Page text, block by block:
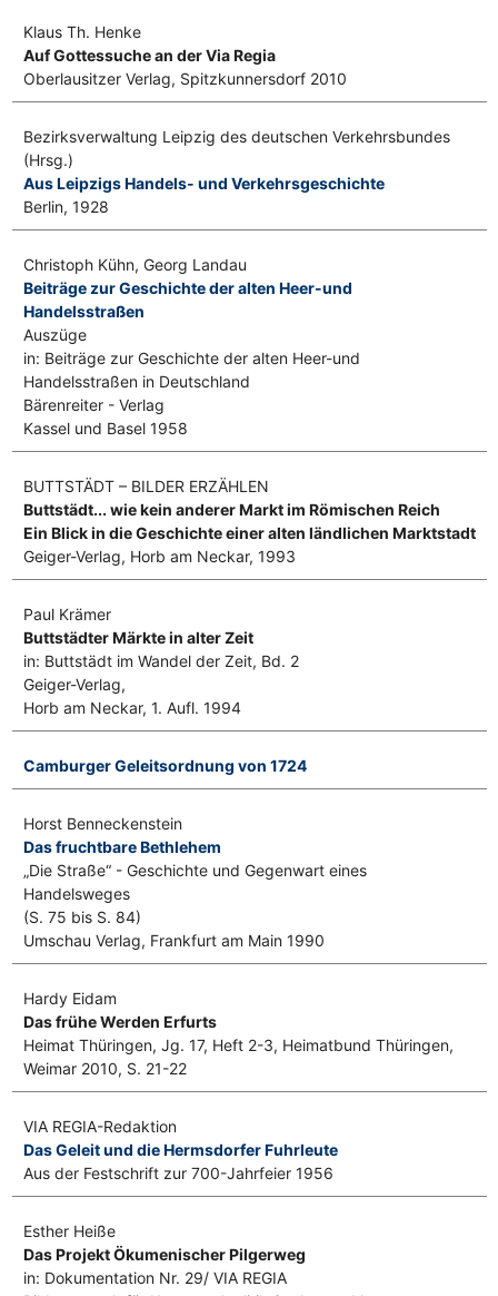
Klaus Th. Henke
Auf Gottessuche an der Via Regia
Oberlausitzer Verlag, Spitzkunnersdorf 2010
Bezirksverwaltung Leipzig des deutschen Verkehrsbundes
(Hrsg.)
Aus Leipzigs Handels- und Verkehrsgeschichte
Berlin, 1928
Christoph Kühn, Georg Landau
Beiträge zur Geschichte der alten Heer-und
Handelsstraßen
Auszüge
in: Beiträge zur Geschichte der alten Heer-und
Handelsstraßen in Deutschland
Bärenreiter - Verlag
Kassel und Basel 1958
BUTTSTÄDT – BILDER ERZÄHLEN
Buttstädt... wie kein anderer Markt im Römischen Reich
Ein Blick in die Geschichte einer alten ländlichen Marktstadt
Geiger-Verlag, Horb am Neckar, 1993
Paul Krämer
Buttstädter Märkte in alter Zeit
in: Buttstädt im Wandel der Zeit, Bd. 2
Geiger-Verlag,
Horb am Neckar, 1. Aufl. 1994
Camburger Geleitsordnung von 1724
Horst Benneckenstein
Das fruchtbare Bethlehem
„Die Straße“ - Geschichte und Gegenwart eines
Handelsweges
(S. 75 bis S. 84)
Umschau Verlag, Frankfurt am Main 1990
Hardy Eidam
Das frühe Werden Erfurts
Heimat Thüringen, Jg. 17, Heft 2-3, Heimatbund Thüringen,
Weimar 2010, S. 21-22
VIA REGIA-Redaktion
Das Geleit und die Hermsdorfer Fuhrleute
Aus der Festschrift zur 700-Jahrfeier 1956
Esther Heiße
Das Projekt Ökumenischer Pilgerweg
in: Dokumentation Nr. 29/ VIA REGIA